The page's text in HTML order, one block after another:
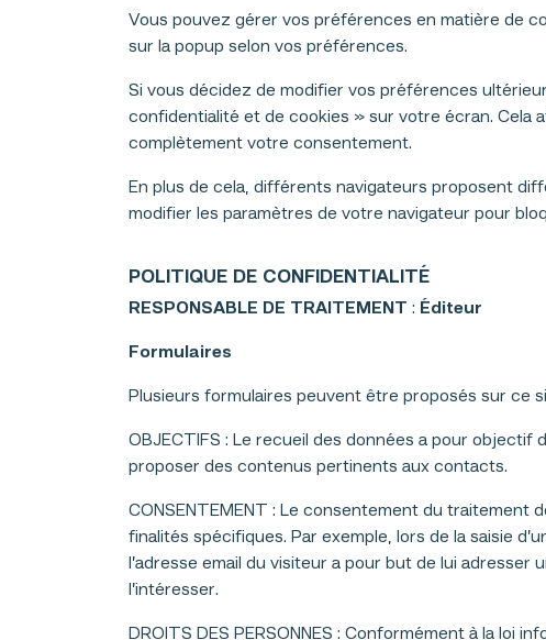
Vous pouvez gérer vos préférences en matière de
sur la popup selon vos préférences.
Si vous décidez de modifier vos préférences
confidentialité et de cookies » sur votre écran. Cela
complètement votre consentement.
En plus de cela, différents navigateurs proposent
modifier les paramètres de votre navigateur pour
POLITIQUE DE CONFIDENTIALITÉ
RESPONSABLE DE TRAITEMENT : Éditeur
Formulaires
Plusieurs formulaires peuvent être proposés sur ce
OBJECTIFS : Le recueil des données a pour
proposer des contenus pertinents aux contacts.
CONSENTEMENT : Le consentement du traitement
finalités spécifiques. Par exemple, lors de la saisie
l’adresse email du visiteur a pour but de lui
l’intéresser.
DROITS DES PERSONNES : Conformément à la loi